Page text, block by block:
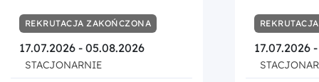
REKRUTACJA ZAKOŃCZONA
17.07.2026 - 05.08.2026
STACJONARNIE
17.07.2026